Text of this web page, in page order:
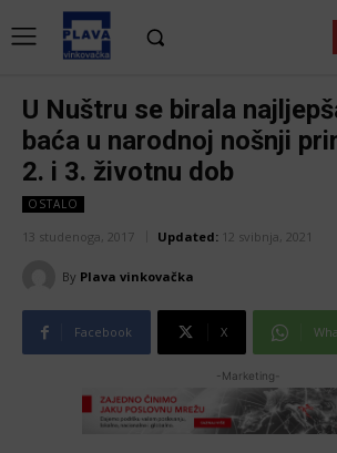
U Nuštru se birala
baća u narodnoj nošnji
2. i 3. životnu dob
OSTALO
13 studenoga, 2017 Updated: 12 svibnja, 2021
By Plava vinkovačka
Facebook X
-Marketing-